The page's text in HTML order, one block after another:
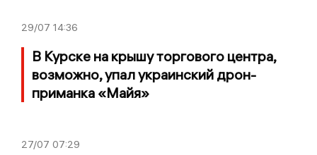
29/07 14:36
В Курске на крышу торгового центра,
возможно, упал украинский дрон-
приманка «Майя»
27/07 07:29